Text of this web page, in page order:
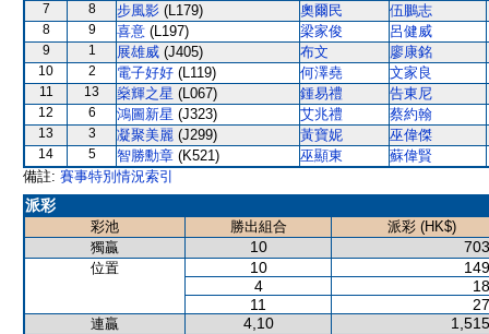
7 8 步風影 (L179) 奧爾民 伍鵬志
8 9 喜意 (L197) 梁家俊 呂健威
9 1 展雄威 (J405) 布文 廖康銘
10 2 電子好好 (L119) 何澤堯 文家良
11 13 燊輝之星 (L067) 鍾易禮 告東尼
12 6 鴻圖新星 (J323) 艾兆禮 蔡約翰
13 3 凝聚美麗 (J299) 黃寶妮 巫偉傑
14 5 智勝勳章 (K521) 巫顯東
蘇偉賢
備註: 賽事特別情況索引
派彩
彩池 勝出組合
派彩 (HK$)
獨贏
10
位置 10
4
11
連贏 4,10